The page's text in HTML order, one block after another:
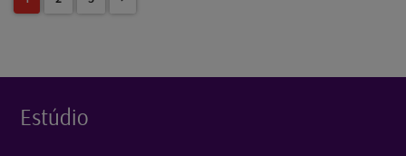
Estúdio